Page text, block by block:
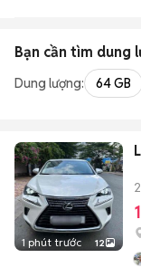
Bạn cần tìm dung
Dung lượng: 64 GB
1 phút trước 12